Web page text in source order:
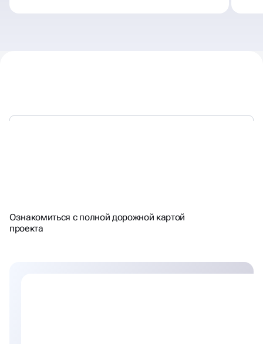
СЧИТАЕМ ПЛАН\ФАКТ
МЕСЯЦ. РАБОТАЕМ С KPI
Ознакомиться с полной дорожной картой
проекта